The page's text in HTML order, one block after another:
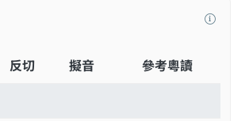
反切 擬音 參考粵讀